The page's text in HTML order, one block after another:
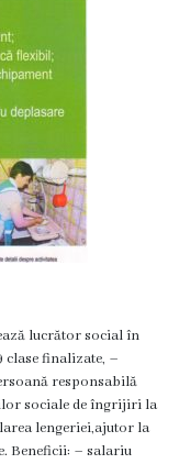
lucrător social în
clase finalizate, –
responsabilă
sociale de îngrijiri la
lengeriei,ajutor la
Beneficii: – salariu